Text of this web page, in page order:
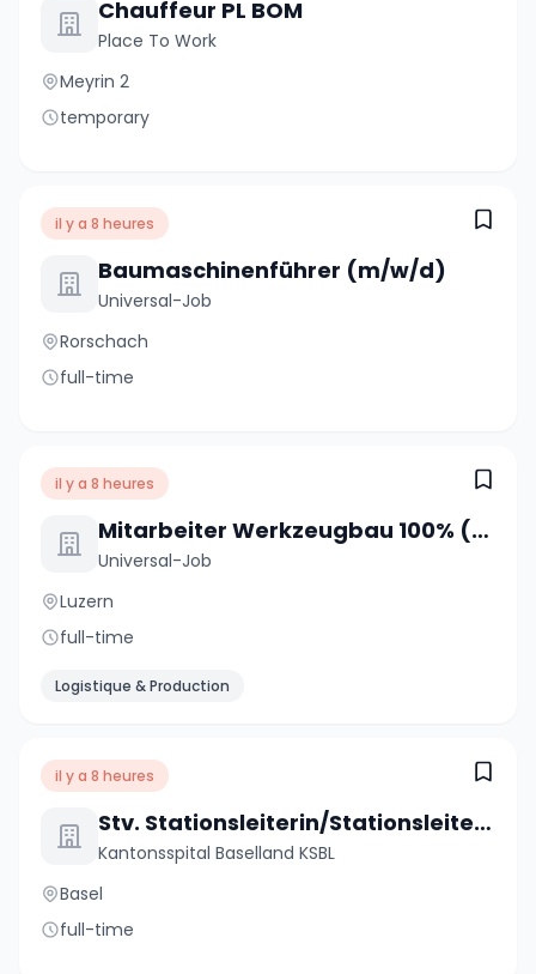
Chauffeur PL BOM
Place To Work
Meyrin 2
temporary
il y a 8 heures
Baumaschinenführer (m/w/d)
Universal-Job
Rorschach
full-time
il y a 8 heures
Mitarbeiter Werkzeugbau 100% (m/w/d)
Universal-Job
Luzern
full-time
Logistique & Production
il y a 8 heures
Stv. Stationsleiterin/Stationsleiter (a) 80-100%
Kantonsspital Baselland KSBL
Basel
full-time